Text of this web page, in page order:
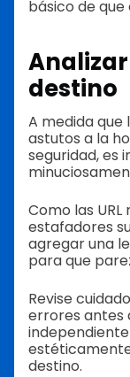
básico de que
destino
A medida que
astutos a la
seguridad,
Como las
estafadores
agregar una
para que
Revise
errores antes
destino.